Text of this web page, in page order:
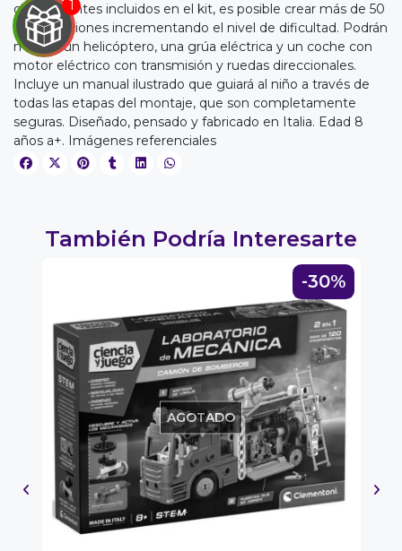
JUGAR
componentes incluidos en el kit, es posible crear más de 50
construcciones incrementando el nivel de dificultad. Podrán
montar un helicóptero, una grúa eléctrica y un coche con
motor eléctrico con transmisión y ruedas direccionales.
Incluye un manual ilustrado que guiará al niño a través de
todas las etapas del montaje, que son completamente
seguras. Diseñado, pensado y fabricado en Italia. Edad 8
años a+. Imágenes referenciales
También Podría Interesarte
-30%
AGOTADO